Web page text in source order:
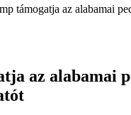
támogatja az alabamai
az alabamai